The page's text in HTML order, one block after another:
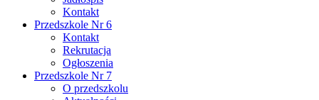
Kontakt
Przedszkole Nr 6
Kontakt
Rekrutacja
Ogłoszenia
Przedszkole Nr 7
O przedszkolu